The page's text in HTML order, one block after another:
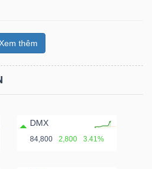
thêm
DMX
84,800 2,800 3.41%